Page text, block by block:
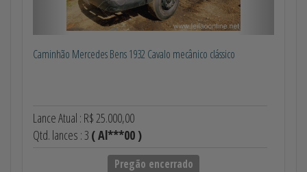
Caminhão Mercedes Bens 1932 Cavalo mecânico clássico
Lance Atual : R$ 25.000,00
Qtd. lances : 3 ( Al***00 )
Pregão encerrado